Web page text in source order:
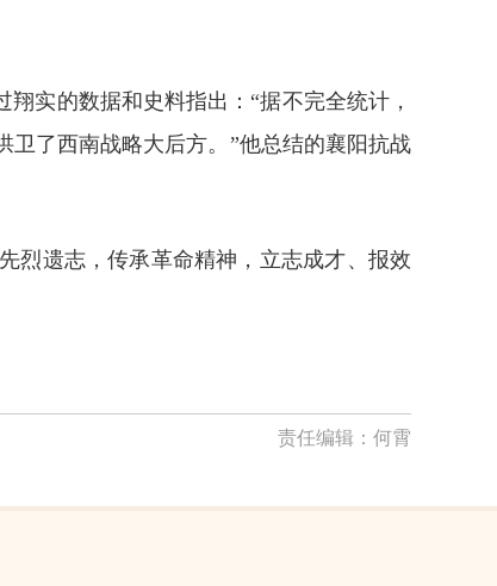
实的数据和史料指出：“据不完全统计，
卫了西南战略大后方。”他总结的襄阳抗战
烈遗志，传承革命精神，立志成才、报效
责任编辑： 何霄